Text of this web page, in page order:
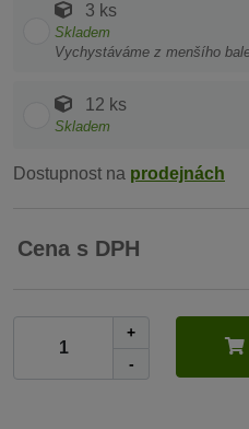
3 ks
Skladem
Vychystáváme z menšího
12 ks
Skladem
Dostupnost na prodejnách
Cena s DPH
+
-